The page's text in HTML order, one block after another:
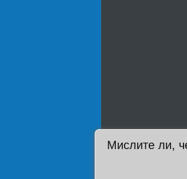
Мислите ли,